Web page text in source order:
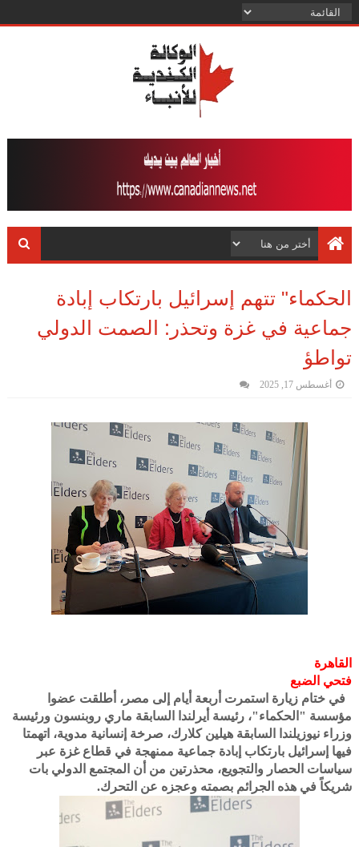
الحكماء" تتهم إسرائيل بارتكاب إبادة
جماعية في غزة وتحذر: الصمت الدولي
تواطؤ
أغسطس 17, 2025
القاهرة
فتحي الضبع
في ختام زيارة استمرت أربعة أيام إلى مصر، أطلقت عضوا
مؤسسة "الحكماء"، رئيسة أيرلندا السابقة ماري روبنسون ورئيسة
وزراء نيوزيلندا السابقة هيلين كلارك، صرخة إنسانية مدوية، اتهمتا
فيها إسرائيل بارتكاب إبادة جماعية ممنهجة في قطاع غزة عبر
سياسات الحصار والتجويع، محذرتين من أن المجتمع الدولي بات
شريكاً في هذه الجرائم بصمته وعجزه عن التحرك.